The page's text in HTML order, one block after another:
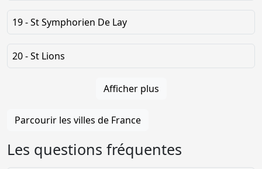
19 - St Symphorien De Lay
20 - St Lions
Afficher plus
Parcourir les villes de France
Les questions fréquentes